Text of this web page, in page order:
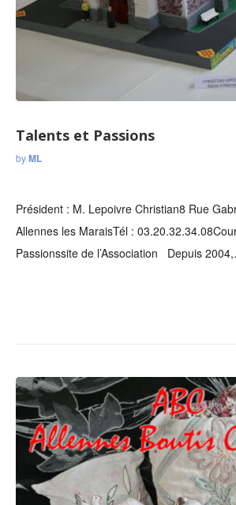
Talents et Passions
byML
Président : M. Lepoivre Christian8 Rue
Allennes les MaraisTél :
Passionssite de l’Association Depuis